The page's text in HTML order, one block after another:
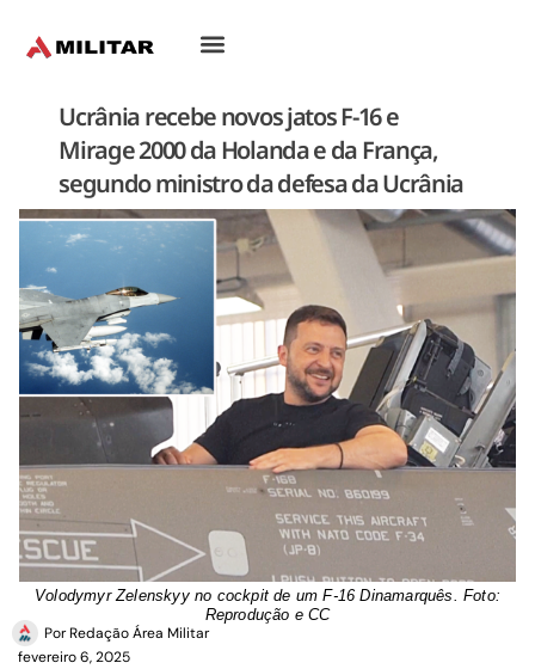
Ucrânia recebe novos jatos F-16 e
Mirage 2000 da Holanda e da França,
segundo ministro da defesa da Ucrânia
Volodymyr Zelenskyy no cockpit de um F-16 Dinamarquês. Foto:
Reprodução e CC
PorRedação Área Militar
fevereiro 6, 2025